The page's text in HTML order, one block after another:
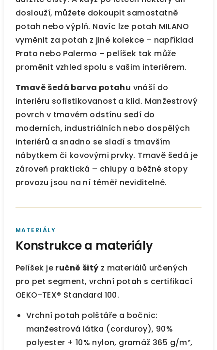
doslouží, můžete dokoupit samostatně
potah nebo výplň. Navíc lze potah MILANO
vyměnit za potah z jiné kolekce – například
Prato nebo Palermo – pelíšek tak může
proměnit vzhled spolu s vašim interiérem.
Tmavě šedá barva potahu vnáší do
interiéru sofistikovanost a klid. Manžestrový
povrch v tmavém odstínu sedí do
moderních, industriálních nebo dospělých
interiérů a snadno se sladí s tmavším
nábytkem či kovovými prvky. Tmavě šedá je
zároveň praktická – chlupy a běžné stopy
provozu jsou na ní téměř neviditelné.
MATERIÁLY
Konstrukce a materiály
Pelíšek je ručně šitý z materiálů určených
pro pet segment, vrchní potah s certifikací
OEKO-TEX® Standard 100.
Vrchní potah polštáře a bočnic:
manžestrová látka (corduroy), 90%
polyester + 10% nylon, gramáž 365 g/m²,